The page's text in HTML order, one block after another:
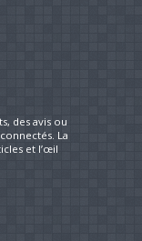
des avis ou
La
et l’œil